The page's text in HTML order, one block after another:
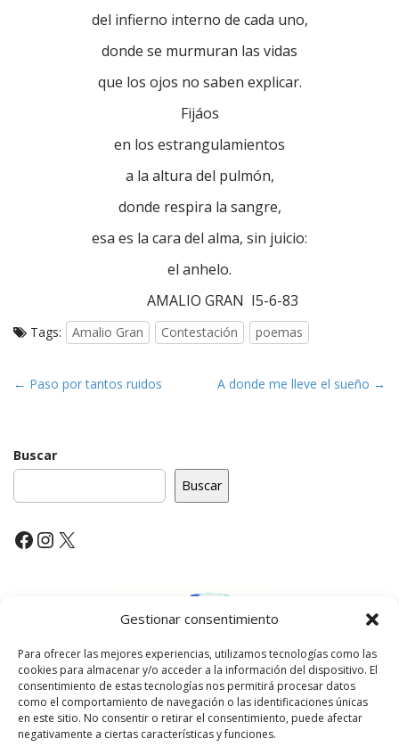
Gestionar consentimiento
Para ofrecer las mejores experiencias, utilizamos tecnologías como las
cookies para almacenar y/o acceder a la información del dispositivo. El
consentimiento de estas tecnologías nos permitirá procesar datos
como el comportamiento de navegación o las identificaciones únicas
en este sitio. No consentir o retirar el consentimiento, puede afectar
negativamente a ciertas características y funciones.
del infierno interno de cada uno,
donde se murmuran las vidas
que los ojos no saben explicar.
Fijáos
en los estrangulamientos
a la altura del pulmón,
donde respira la sangre,
esa es la cara del alma, sin juicio:
el anhelo.
AMALIO GRAN I5-6-83
Tags: Amalio Gran Contestación poemas
P
t
n
a
v
i
o
n
← Paso por tantos ruidos A donde me lleve el sueño →
Buscar
Buscar
Facebook
Instagram
X